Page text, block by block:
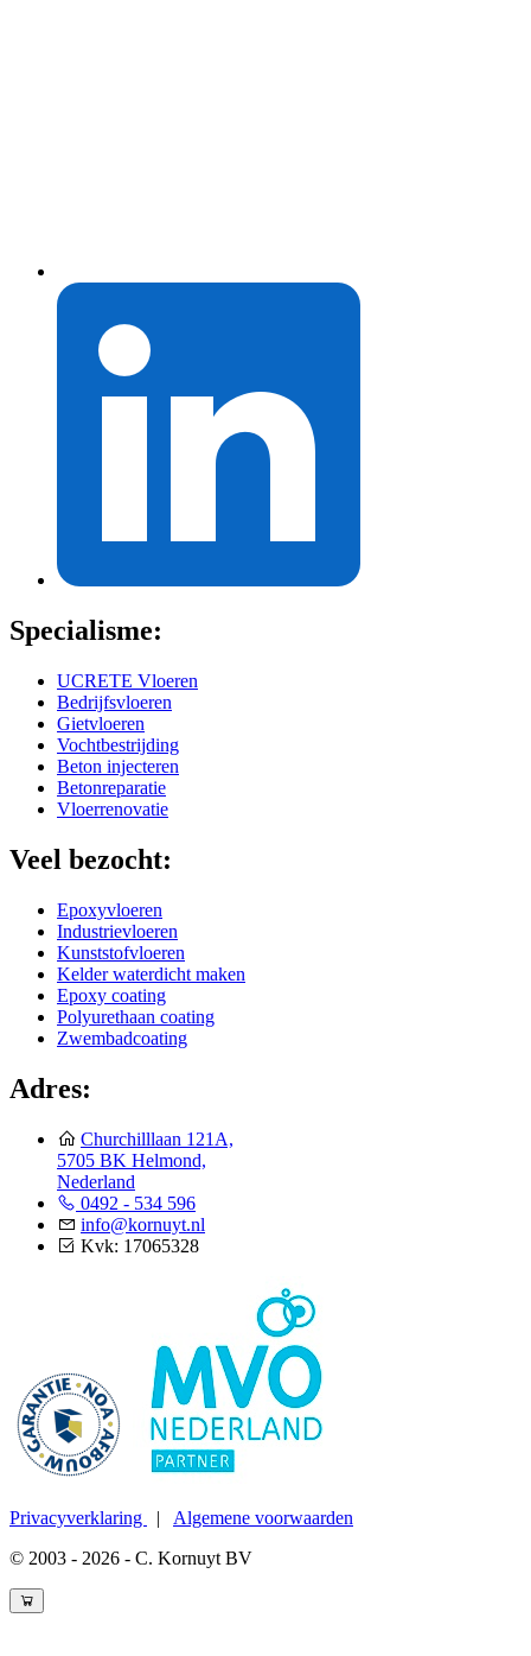
Specialisme:
UCRETE Vloeren
Bedrijfsvloeren
Gietvloeren
Vochtbestrijding
Beton injecteren
Betonreparatie
Vloerrenovatie
Veel bezocht:
Epoxyvloeren
Industrievloeren
Kunststofvloeren
Kelder waterdicht maken
Epoxy coating
Polyurethaan coating
Zwembadcoating
Adres:
Churchilllaan 121A,
5705 BK Helmond,
Nederland
0492 - 534 596
info@kornuyt.nl
Kvk: 17065328
Privacyverklaring | Algemene voorwaarden
© 2003 - 2026 - C. Kornuyt BV